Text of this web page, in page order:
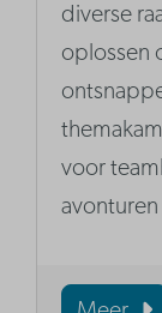
diverse
oplossen
voor